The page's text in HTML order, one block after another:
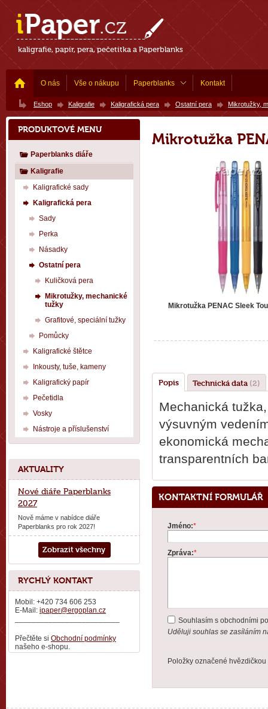
kaligrafie, papír, pera, pečetítka a Paperblanks
O nás Vše o nákupu Paperblanks Kontakt
Eshop Kaligrafie Kaligrafická pera Ostatní pera Mikrotužky,
Mikrotužka
Mikrotužka PENAC Sleek
Popis Technická data (2)
Mechanická
výsuvným
ekonomická
transparentních
KONTAKTNÍ FORMULÁŘ
Jméno:*
Zpráva:*
Souhlasím s obchodními
Uděluji souhlas se zasíláním
Položky označené hvězdičkou
PRODUKTOVÉ MENU
Paperblanks diáře
Kaligrafie
Kaligrafické sady
Kaligrafická pera
Sady
Perka
Násadky
Ostatní pera
Kuličková pera
Mikrotužky, mechanické
tužky
Grafitové, speciální tužky
Pomůcky
Kaligrafické štětce
Inkousty, tuše, kameny
Kaligrafický papír
Pečetidla
Vosky
Nástroje a příslušenství
AKTUALITY
Nové diáře Paperblanks
2027
Nově máme v nabídce diáře
Paperblanks pro rok 2027!
Zobrazit všechny
RYCHLÝ KONTAKT
Mobil: +420 734 606 253
E-Mail: ipaper@ergoplan.cz
Přečtěte si Obchodní podmínky
našeho e-shopu.